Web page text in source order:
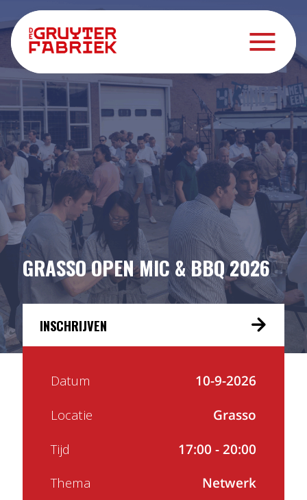
GRASSO OPEN MIC & BBQ 2026
INSCHRIJVEN
Datum
10-9-2026
Locatie
Grasso
Tijd
17:00 - 20:00
Thema
Netwerk